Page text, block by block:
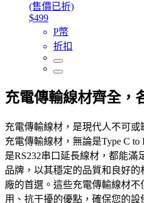
(售價已折)
$499
P幣
折扣
充電傳輸線材齊全，
充電傳輸線材，是現代人不可
充電傳輸線材，無論是Type C
是RS232串口延長線材，都能滿
品牌，以其穩定的品質和良好
廠的首選。這些充電傳輸線材
用、抗干擾的優點，確保您的